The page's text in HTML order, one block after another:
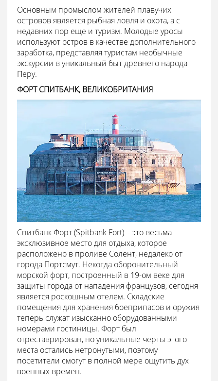
Основным промыслом жителей плавучих
островов является рыбная ловля и охота, а с
недавних пор еще и туризм. Молодые уросы
используют остров в качестве дополнительного
заработка, представляя туристам необычные
экскурсии в уникальный быт древнего народа
Перу.
ФОРТ СПИТБАНК, ВЕЛИКОБРИТАНИЯ
Спитбанк Форт (Spitbank Fort) – это весьма
эксклюзивное место для отдыха, которое
расположено в проливе Солент, недалеко от
города Портсмут. Некогда оборонительный
морской форт, построенный в 19-ом веке для
защиты города от нападения французов, сегодня
является роскошным отелем. Складские
помещения для хранения боеприпасов и оружия
теперь служат изысканно оборудованными
номерами гостиницы. Форт был
отреставрирован, но уникальные черты этого
места остались нетронутыми, поэтому
посетители смогут в полной мере ощутить дух
военных времен.